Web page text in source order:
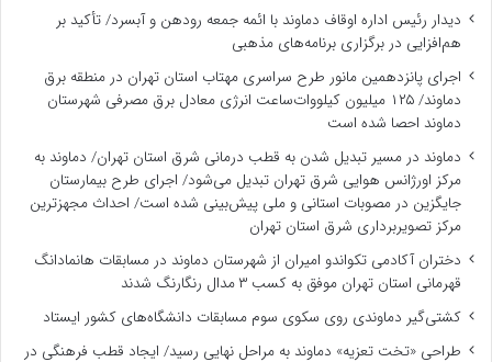
دیدار رئیس اداره اوقاف دماوند با ائمه جمعه رودهن و آبسرد/ تأکید بر
هم‌افزایی در برگزاری برنامه‌های مذهبی
اجرای پانزدهمین مانور طرح سراسری مهتاب استان تهران در منطقه برق
دماوند/ ۱۲۵ میلیون کیلووات‌ساعت انرژی معادل برق مصرفی شهرستان
دماوند احصا شده است
دماوند در مسیر تبدیل شدن به قطب درمانی شرق استان تهران/ دماوند به
مرکز اورژانس هوایی شرق تهران تبدیل می‌شود/ اجرای طرح بیمارستان
جایگزین در مصوبات استانی و ملی پیش‌بینی شده است/ احداث مجهزترین
مرکز تصویربرداری شرق استان تهران
دختران آکادمی تکواندو امیران از شهرستان دماوند در مسابقات هانمادانگ
قهرمانی استان تهران موفق به کسب ۳ مدال رنگارنگ شدند
کشتی‌گیر دماوندی روی سکوی سوم مسابقات دانشگاه‌های کشور ایستاد
طراحی «تخت تعزیه» دماوند به مراحل نهایی رسید/ ایجاد قطب فرهنگی در